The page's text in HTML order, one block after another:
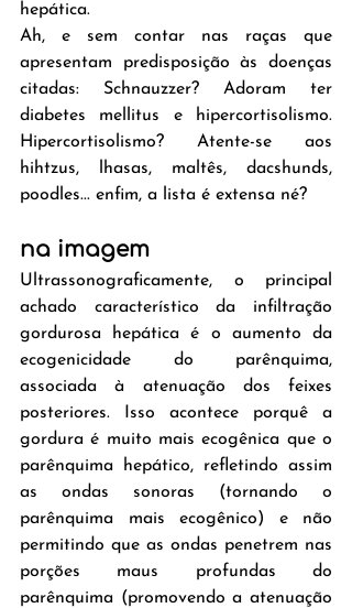
hepática.
Ah, e sem contar nas raças que
apresentam predisposição às doenças
citadas: Schnauzzer? Adoram ter
diabetes mellitus e hipercortisolismo.
Hipercortisolismo? Atente-se aos
hihtzus, lhasas, maltês, dacshunds,
poodles... enfim, a lista é extensa né?
na imagem
Ultrassonograficamente, o principal
achado característico da infiltração
gordurosa hepática é o aumento da
ecogenicidade do parênquima,
associada à atenuação dos feixes
posteriores. Isso acontece porquê a
gordura é muito mais ecogênica que o
parênquima hepático, refletindo assim
as ondas sonoras (tornando o
parênquima mais ecogênico) e não
permitindo que as ondas penetrem nas
porções maus profundas do
parênquima (promovendo a atenuação